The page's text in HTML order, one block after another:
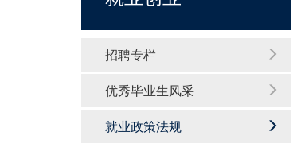
招聘专栏
优秀毕业生风采
就业政策法规